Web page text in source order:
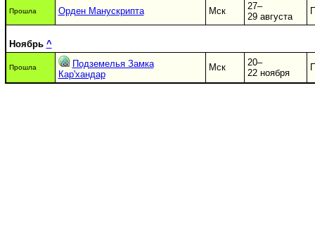
Прошла Орден Манускрипта Мск
27–
29 августа
Ноябрь ^
Прошла
Подземелья Замка
Кар'хандар
Мск
20–
22 ноября